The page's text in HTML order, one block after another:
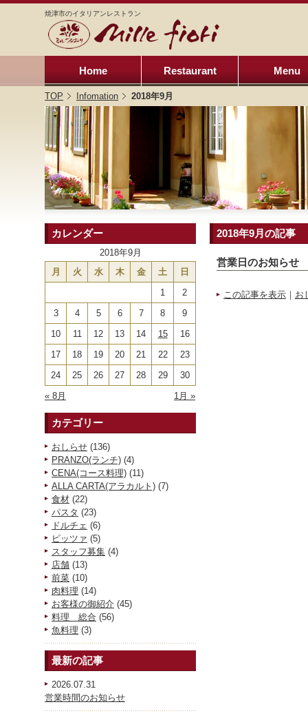
焼津市のイタリアンレストラン
Home Restaurant Menu
TOP Infomation 2018年9月
カレンダー
2018年9月
月
火 水 木 金 土 日
« 8月 1月 »
1
2
3
4 5 6 7 8
9
10
11 12 13 14 15
16
17
18 19 20 21 22
23
24
25 26 27 28 29 30
カテゴリー
おしらせ (136)
PRANZO(ランチ) (4)
CENA(コース料理) (11)
ALLA CARTA(アラカルト) (7)
食材 (22)
パスタ (23)
ドルチェ (6)
ピッツァ (5)
スタッフ募集 (4)
店舗 (13)
前菜 (10)
肉料理 (14)
お客様の御紹介 (45)
料理 総合 (56)
魚料理 (3)
最新の記事
2026.07.31
営業時間のお知らせ
2018年9月の記事
営業日のお知らせ
この記事を表示 ｜ お